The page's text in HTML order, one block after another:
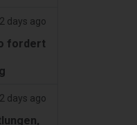
2 days ago
fordert
2 days ago